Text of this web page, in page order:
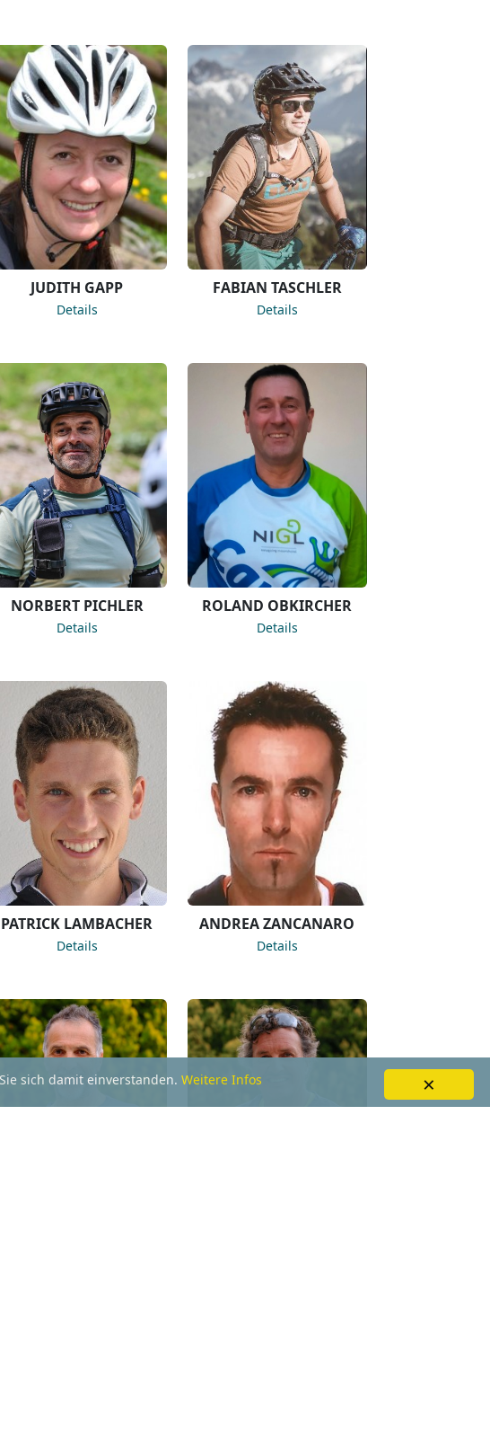
JUDITH GAPP
Details
FABIAN TASCHLER
Details
NORBERT PICHLER
Details
ROLAND OBKIRCHER
Details
PATRICK LAMBACHER
Details
ANDREA ZANCANARO
Details
×
sich damit einverstanden. Weitere Infos